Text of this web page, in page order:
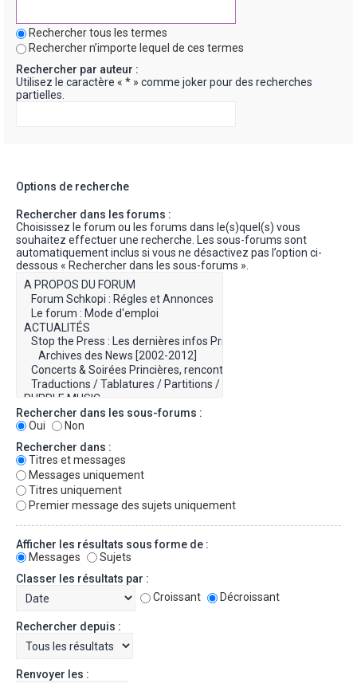
Rechercher tous les termes
Rechercher n’importe lequel de ces termes
Rechercher par auteur :
Utilisez le caractère « * » comme joker pour des recherches
partielles.
Options de recherche
Rechercher dans les forums :
Choisissez le forum ou les forums dans le(s)quel(s) vous
souhaitez effectuer une recherche. Les sous-forums sont
automatiquement inclus si vous ne désactivez pas l’option ci-
dessous « Rechercher dans les sous-forums ».
Rechercher dans les sous-forums :
Oui
Non
Rechercher dans :
Titres et messages
Messages uniquement
Titres uniquement
Premier message des sujets uniquement
Afficher les résultats sous forme de :
Messages
Sujets
Classer les résultats par :
Croissant
Décroissant
Rechercher depuis :
Renvoyer les :